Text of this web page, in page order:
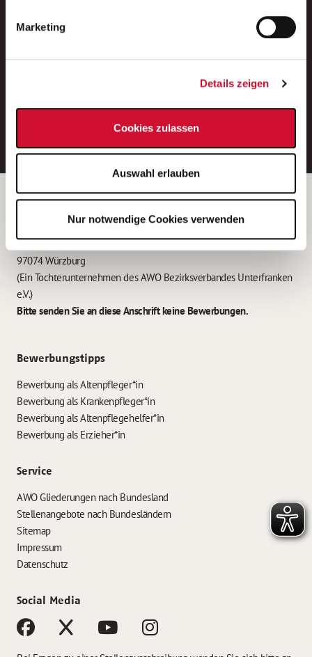
Marketing
Details zeigen
Cookies zulassen
Auswahl erlauben
Nur notwendige Cookies verwenden
E-Mail-Adresse eintragen
Betreiber der Webseite
Garitz Bewirtschaftungsbetriebe GmbH
Kantstraße 45a
97074 Würzburg
(Ein Tochterunternehmen des AWO Bezirksverbandes Unterfranken
e.V.)
Bitte senden Sie an diese Anschrift keine Bewerbungen.
Bewerbungstipps
Bewerbung als Altenpfleger*in
Bewerbung als Krankenpfleger*in
Bewerbung als Altenpflegehelfer*in
Bewerbung als Erzieher*in
Service
AWO Gliederungen nach Bundesland
Stellenangebote nach Bundesländern
Sitemap
Impressum
Datenschutz
Social Media